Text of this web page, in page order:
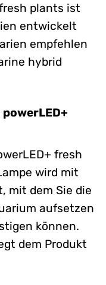
plants ist
entwickelt
empfehlen
hybrid
fresh
wird mit
mit dem Sie die
aufsetzen
können.
dem Produkt